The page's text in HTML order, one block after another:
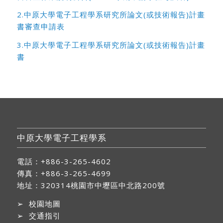
2.中原大學電子工程學系研究所論文(或技術報告)計畫
書審查申請表
3.中原大學電子工程學系研究所論文(或技術報告)計畫
書
中原大學電子工程學系
電話：+886-3-265-4602
傳真：+886-3-265-4699
地址： 320314桃園市中壢區中北路200號
➢ 校園地圖
➢ 交通指引